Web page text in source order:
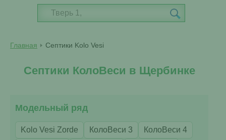
Главная Септики Kolo Vesi
Септики КолоВеси в Щербинке
Модельный ряд
Kolo Vesi Zorde КолоВеси 3
КолоВеси 4